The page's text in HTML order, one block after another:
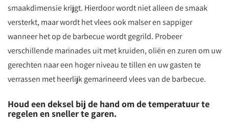
smaakdimensie krijgt. Hierdoor wordt niet alleen de smaak
versterkt, maar wordt het vlees ook malser en sappiger
wanneer het op de barbecue wordt gegrild. Probeer
verschillende marinades uit met kruiden, oliën en zuren om uw
gerechten naar een hoger niveau te tillen en uw gasten te
verrassen met heerlijk gemarineerd vlees van de barbecue.
Houd een deksel bij de hand om de temperatuur te
regelen en sneller te garen.